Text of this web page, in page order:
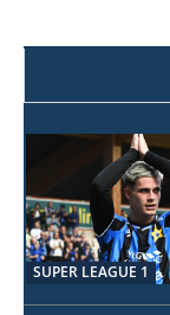
SUPER LEAGUE 1